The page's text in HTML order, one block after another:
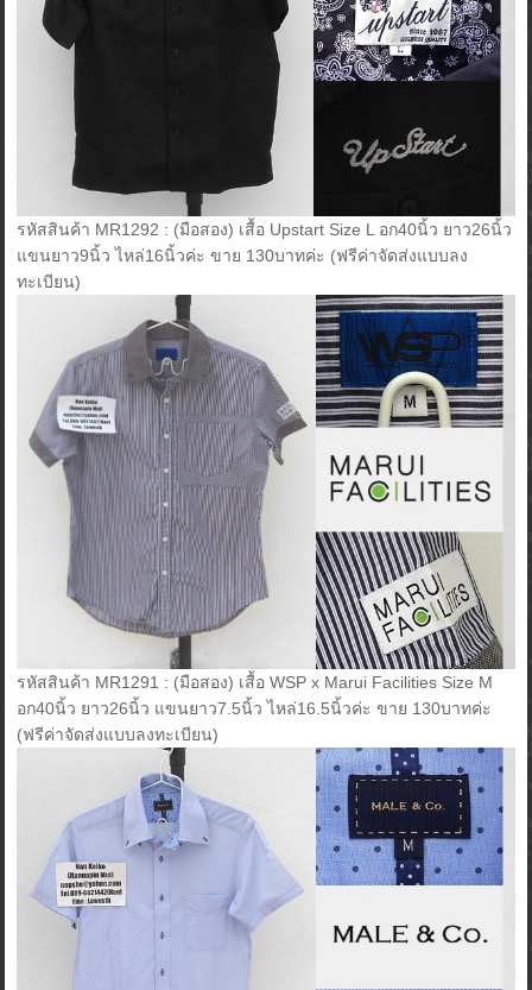
รหัสสินค้า MR1292 : (มือสอง) เสื้อ Upstart Size L อก40นิ้ว ยาว26นิ้ว
แขนยาว9นิ้ว ไหล่16นิ้วค่ะ ขาย 130บาทค่ะ (ฟรีค่าจัดส่งแบบลง
ทะเบียน)
รหัสสินค้า MR1291 : (มือสอง) เสื้อ WSP x Marui Facilities Size M
อก40นิ้ว ยาว26นิ้ว แขนยาว7.5นิ้ว ไหล่16.5นิ้วค่ะ ขาย 130บาทค่ะ
(ฟรีค่าจัดส่งแบบลงทะเบียน)